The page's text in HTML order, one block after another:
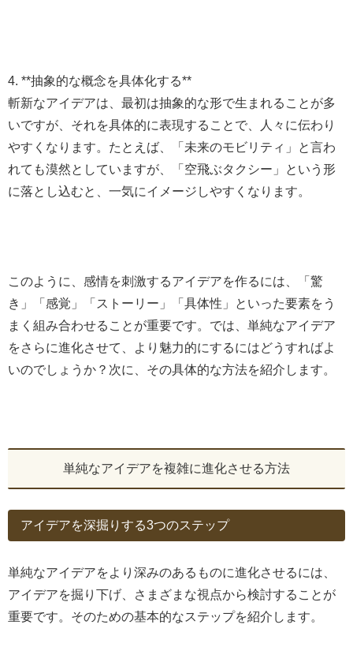
4. **抽象的な概念を具体化する**
斬新なアイデアは、最初は抽象的な形で生まれることが多
いですが、それを具体的に表現することで、人々に伝わり
やすくなります。たとえば、「未来のモビリティ」と言わ
れても漠然としていますが、「空飛ぶタクシー」という形
に落とし込むと、一気にイメージしやすくなります。
このように、感情を刺激するアイデアを作るには、「驚
き」「感覚」「ストーリー」「具体性」といった要素をう
まく組み合わせることが重要です。では、単純なアイデア
をさらに進化させて、より魅力的にするにはどうすればよ
いのでしょうか？次に、その具体的な方法を紹介します。
単純なアイデアを複雑に進化させる方法
アイデアを深掘りする3つのステップ
単純なアイデアをより深みのあるものに進化させるには、
アイデアを掘り下げ、さまざまな視点から検討することが
重要です。そのための基本的なステップを紹介します。